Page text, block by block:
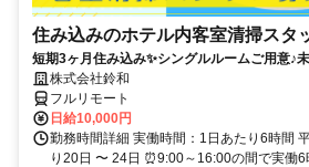
住み込みのホテル内客室清掃スタ
短期3ヶ月住み込み✨シングルルームご用意♪
株式会社鈴和
フルリモート
日給10,000円
勤務時間詳細 実働時間：1日あたり6時間
り20日 〜 24日 ⏰9:00～16:00の間で実働